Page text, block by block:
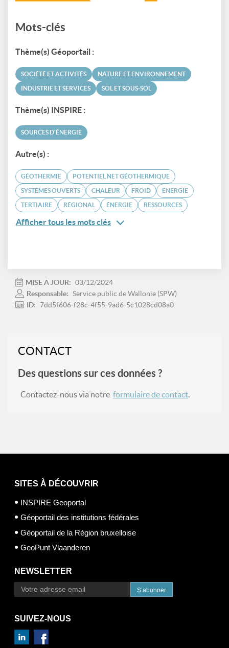
Mots-clés
Thème(s) Géoportail :
SOCIÉTÉ ET ACTIVITÉS NATURE ET ENVIRONNEMENT
INDUSTRIE ET SERVICES SOL ET SOUS-SOL
Thème(s) INSPIRE :
SOURCES D'ÉNERGIE
Autre(s) :
GÉOTHERMIE POTENTIEL NET GÉOTHERMIQUE
SYSTÈMES OUVERTS CHALEUR FROID ÉNERGIE
TERTIAIRE RÉGIONAL ÉNERGIE RESSOURCES
Afficher tous les mots clés
MISE À JOUR: 03/12/2024
Responsable: Service public de Wallonie (SPW)
ID:
7dd5f606-f28c-4f55-9ad6-5c1028cd08a0
CONTACT
Des questions sur ces données ?
Contactez-nous via notre formulaire de contact.
SITES À DÉCOUVRIR
INSPIRE Geoportal
Géoportail des institutions fédérales
Géoportail de la Région bruxelloise
GeoPunt Vlaanderen
NEWSLETTER
S’abonner
SUIVEZ-NOUS